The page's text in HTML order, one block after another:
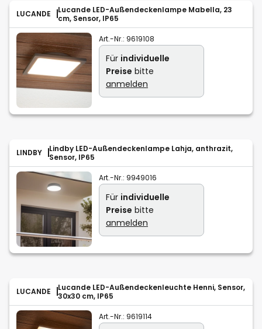
LUCANDE
Lucande LED-Außendeckenlampe Mabella, 23
cm, Sensor, IP65
Art.-Nr.: 9619108
Für individuelle
Preise bitte
anmelden
LINDBY
Lindby LED-Außendeckenlampe Lahja, anthrazit,
Sensor, IP65
Art.-Nr.: 9949016
Für individuelle
Preise bitte
anmelden
LUCANDE
Lucande LED-Außendeckenleuchte Henni, Sensor,
30x30 cm, IP65
Art.-Nr.: 9619114